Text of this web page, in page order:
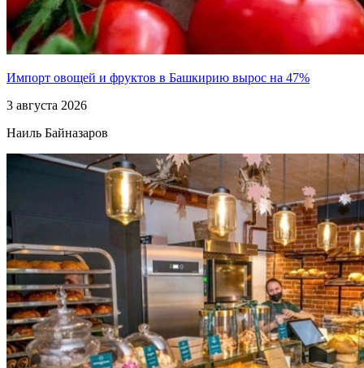
Импорт овощей и фруктов в Башкирию вырос на 47%
3 августа 2026
Наиль Байназаров